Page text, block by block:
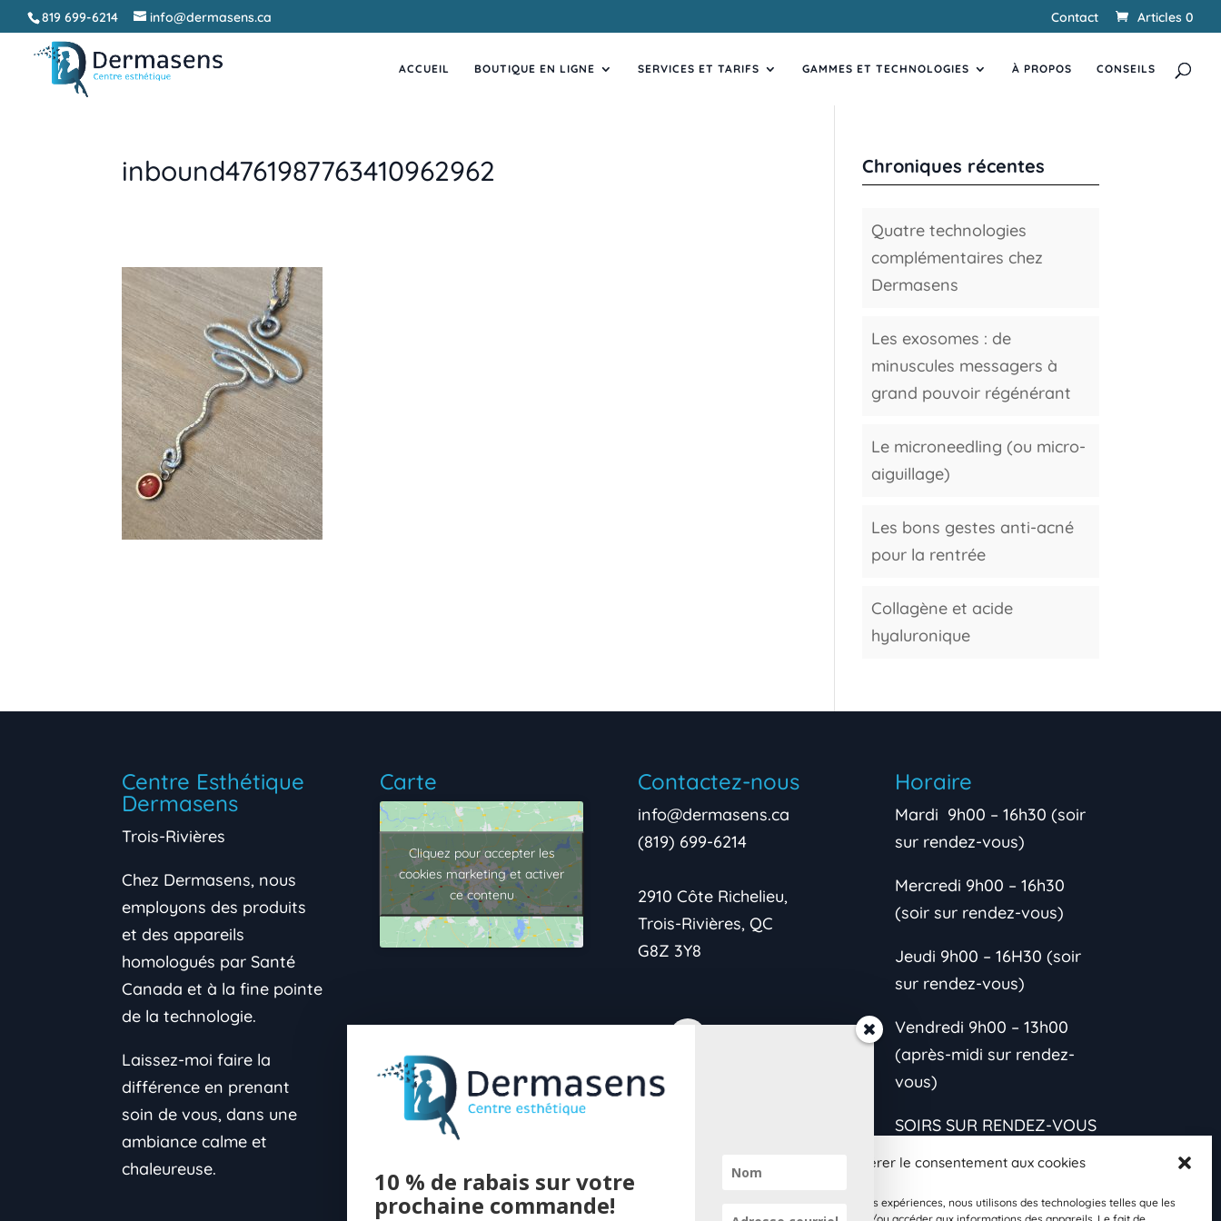
Gérer le consentement aux cookies
Pour offrir les meilleures expériences, nous utilisons des technologies telles que les
819 699-6214 info@dermasens.ca Contact Articles 0
ACCUEIL BOUTIQUE EN LIGNE SERVICES ET TARIFS GAMMES ET TECHNOLOGIES À PROPOS CONSEILS
Recherche
produits
inbound4761987763410962962 Chroniques récentes
Quatre technologies
complémentaires chez
Dermasens
Les exosomes : de
minuscules messagers à
grand pouvoir régénérant
Le microneedling (ou micro-
aiguillage)
Les bons gestes anti-acné
pour la rentrée
Collagène et acide
hyaluronique
Centre Esthétique
Dermasens
Trois-Rivières
Chez Dermasens, nous
employons des produits
et des appareils
homologués par Santé
Canada et à la fine pointe
de la technologie.
Laissez-moi faire la
différence en prenant
soin de vous, dans une
ambiance calme et
chaleureuse.
Carte
Cliquez pour accepter les
cookies marketing et activer
ce contenu
Contactez-nous
info@dermasens.ca
(819) 699-6214
2910 Côte Richelieu,
Trois-Rivières, QC
G8Z 3Y8
→Conditions de retours et
Horaire
Mardi 9h00 – 16h30 (soir
sur rendez-vous)
Mercredi 9h00 – 16h30
(soir sur rendez-vous)
Jeudi 9h00 – 16H30 (soir
sur rendez-vous)
Vendredi 9h00 – 13h00
(après-midi sur rendez-
vous)
SOIRS SUR RENDEZ-VOUS
*L’horaire est variable
10 % de rabais sur votre
prochaine commande!